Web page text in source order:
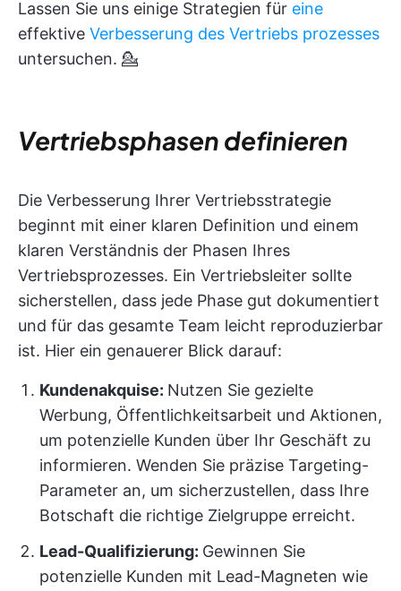
Lassen Sie uns einige Strategien für eine
effektive Verbesserung des Vertriebs prozesses
untersuchen. 💁
Vertriebsphasen definieren
Die Verbesserung Ihrer Vertriebsstrategie
beginnt mit einer klaren Definition und einem
klaren Verständnis der Phasen Ihres
Vertriebsprozesses. Ein Vertriebsleiter sollte
sicherstellen, dass jede Phase gut dokumentiert
und für das gesamte Team leicht reproduzierbar
ist. Hier ein genauerer Blick darauf:
Kundenakquise: Nutzen Sie gezielte
Werbung, Öffentlichkeitsarbeit und Aktionen,
um potenzielle Kunden über Ihr Geschäft zu
informieren. Wenden Sie präzise Targeting-
Parameter an, um sicherzustellen, dass Ihre
Botschaft die richtige Zielgruppe erreicht.
Lead-Qualifizierung: Gewinnen Sie
potenzielle Kunden mit Lead-Magneten wie